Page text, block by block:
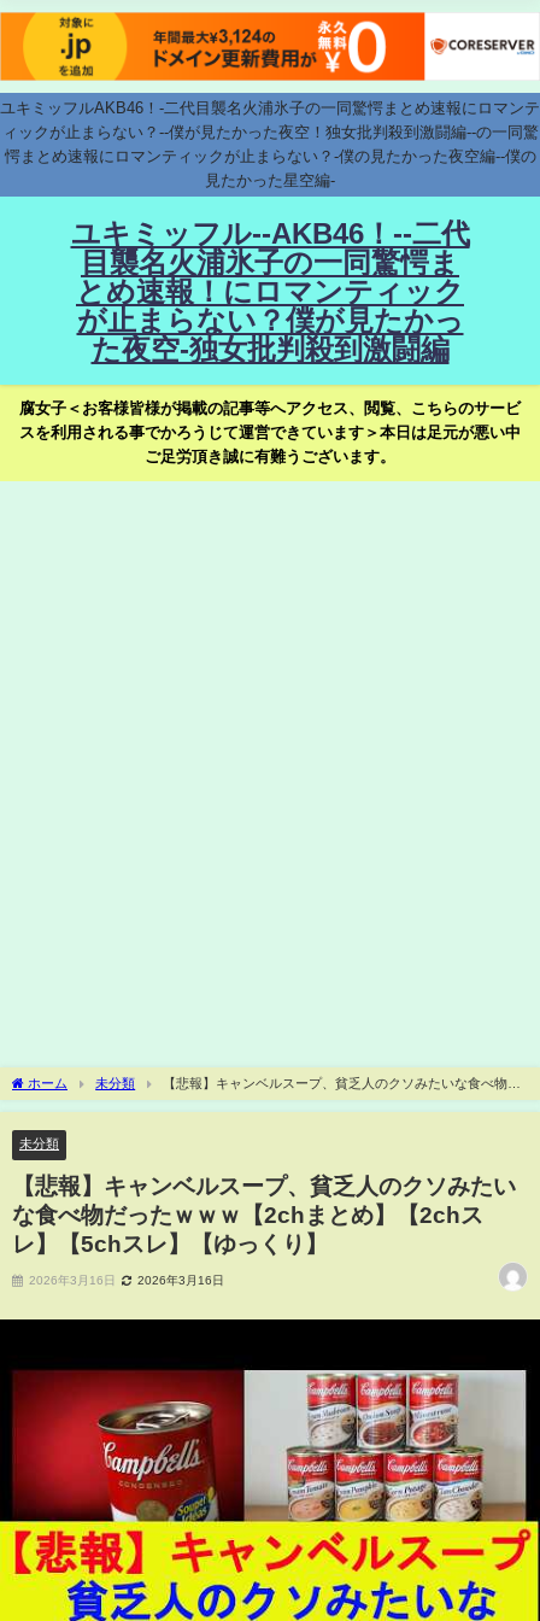
ユキミッフルAKB46！-二代目襲名火浦氷子の一同驚愕まとめ速報にロマンテ
ィックが止まらない？--僕が見たかった夜空！独女批判殺到激闘編--の一同驚
愕まとめ速報にロマンティックが止まらない？-僕の見たかった夜空編--僕の
見たかった星空編-
ユキミッフル--AKB46！--二代
目襲名火浦氷子の一同驚愕ま
とめ速報！にロマンティック
が止まらない？僕が見たかっ
た夜空-独女批判殺到激闘編
腐女子＜お客様皆様が掲載の記事等へアクセス、閲覧、こちらのサービ
スを利用される事でかろうじて運営できています＞本日は足元が悪い中
ご足労頂き誠に有難うございます。
ホーム 未分類
【悲報】キャンベルスープ、貧乏人のクソみたいな食べ物だ
ったｗｗｗ【2chまとめ】【2chスレ】【5chスレ】【ゆっくり】
未分類
【悲報】キャンベルスープ、貧乏人のクソみたい
な食べ物だったｗｗｗ【2chまとめ】【2chス
レ】【5chスレ】【ゆっくり】
2026年3月16日 2026年3月16日